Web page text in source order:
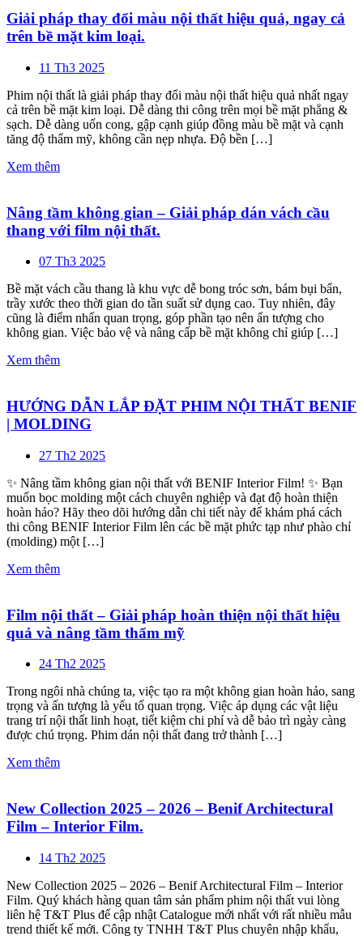
Giải pháp thay đổi màu nội thất hiệu quả, ngay cả
trên bề mặt kim loại.
11 Th3 2025
Phim nội thất là giải pháp thay đổi màu nội thất hiệu quả nhất ngay
cả trên bề mặt kim loại. Dễ dàng thi công trên mọi bề mặt phẳng &
sạch. Dễ dàng uốn cong, gập cạnh giúp đồng màu bề mặt và cạnh
tăng độ thẩm mỹ, không cần nẹp nhựa. Độ bền […]
Xem thêm
Nâng tầm không gian – Giải pháp dán vách cầu
thang với film nội thất.
07 Th3 2025
Bề mặt vách cầu thang là khu vực dễ bong tróc sơn, bám bụi bẩn,
trầy xước theo thời gian do tần suất sử dụng cao. Tuy nhiên, đây
cũng là điểm nhấn quan trọng, góp phần tạo nên ấn tượng cho
không gian. Việc bảo vệ và nâng cấp bề mặt không chỉ giúp […]
Xem thêm
HƯỚNG DẪN LẮP ĐẶT PHIM NỘI THẤT BENIF
| MOLDING
27 Th2 2025
✨ Nâng tầm không gian nội thất với BENIF Interior Film! ✨ Bạn
muốn bọc molding một cách chuyên nghiệp và đạt độ hoàn thiện
hoàn hảo? Hãy theo dõi hướng dẫn chi tiết này để khám phá cách
thi công BENIF Interior Film lên các bề mặt phức tạp như phào chỉ
(molding) một […]
Xem thêm
Film nội thất – Giải pháp hoàn thiện nội thất hiệu
quả và nâng tầm thẩm mỹ
24 Th2 2025
Trong ngôi nhà chúng ta, việc tạo ra một không gian hoàn hảo, sang
trọng và ấn tượng là yếu tố quan trọng. Việc áp dụng các vật liệu
trang trí nội thất linh hoạt, tiết kiệm chi phí và dễ bảo trì ngày càng
được chú trọng. Phim dán nội thất đang trở thành […]
Xem thêm
New Collection 2025 – 2026 – Benif Architectural
Film – Interior Film.
14 Th2 2025
New Collection 2025 – 2026 – Benif Architectural Film – Interior
Film. Quý khách hàng quan tâm sản phẩm phim nội thất vui lòng
liên hệ T&T Plus để cập nhật Catalogue mới nhất với rất nhiều mẫu
trend thiết kế mới. Công ty TNHH T&T Plus chuyên nhập khẩu,